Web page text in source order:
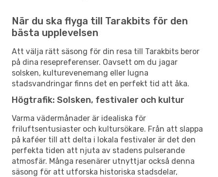
När du ska flyga till Tarakbits för den
bästa upplevelsen
Att välja rätt säsong för din resa till Tarakbits beror
på dina resepreferenser. Oavsett om du jagar
solsken, kulturevenemang eller lugna
stadsvandringar finns det en perfekt tid att åka.
Högtrafik: Solsken, festivaler och kultur
Varma vädermånader är idealiska för
friluftsentusiaster och kultursökare. Från att slappa
på kaféer till att delta i lokala festivaler är det den
perfekta tiden att njuta av stadens pulserande
atmosfär. Många resenärer utnyttjar också denna
säsong för att utforska historiska stadsdelar,